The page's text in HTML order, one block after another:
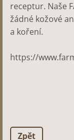
receptur. Naše
žádné kožové
a koření.
https://
Zpět